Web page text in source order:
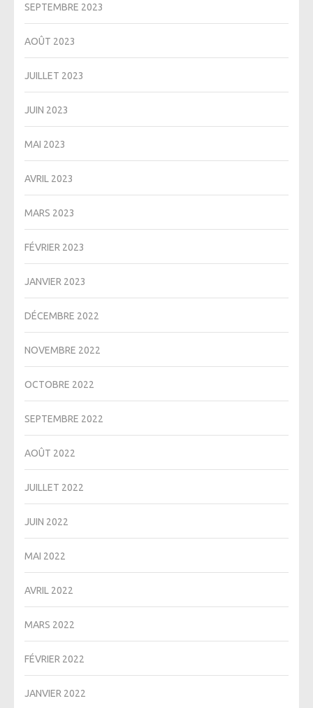
SEPTEMBRE 2023
AOÛT 2023
JUILLET 2023
JUIN 2023
MAI 2023
AVRIL 2023
MARS 2023
FÉVRIER 2023
JANVIER 2023
DÉCEMBRE 2022
NOVEMBRE 2022
OCTOBRE 2022
SEPTEMBRE 2022
AOÛT 2022
JUILLET 2022
JUIN 2022
MAI 2022
AVRIL 2022
MARS 2022
FÉVRIER 2022
JANVIER 2022